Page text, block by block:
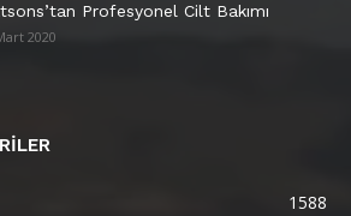
Profesyonel Cilt Bakımı
2020
1588